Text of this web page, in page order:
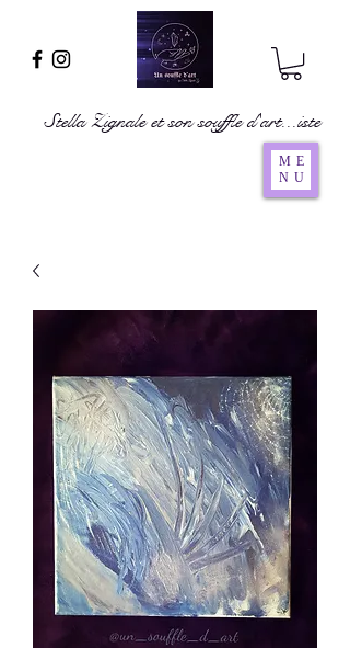
Stella Zignale et son souffle d'art...iste
ME
NU